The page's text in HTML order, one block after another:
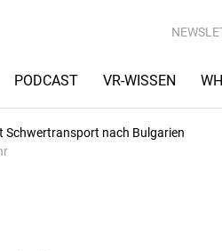
PODCAST VR-WISSEN
Schwertransport nach Bulgarien